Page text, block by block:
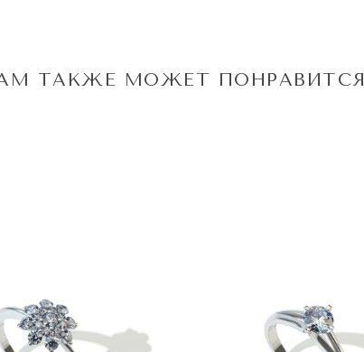
ТАКЖЕ МОЖЕТ ПОНРАВИТСЯ